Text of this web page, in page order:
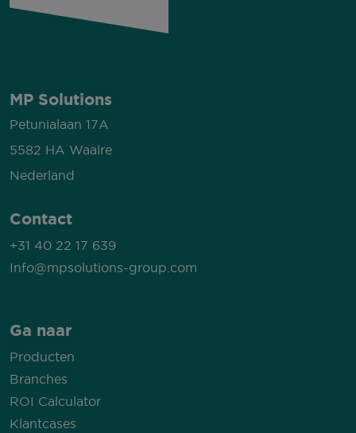
MP Solutions
Petunialaan 17A
5582 HA Waalre
Nederland
Contact
+31 40 22 17 639
Info@mpsolutions-group.com
Ga naar
Producten
Branches
ROI Calculator
Klantcases